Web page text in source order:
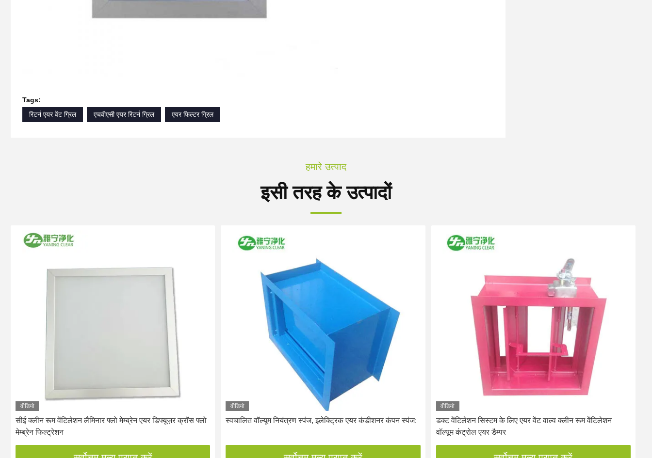
Tags:
रिटर्न एयर वेंट ग्रिल
एचवीएसी एयर रिटर्न ग्रिल एयर फिल्टर ग्रिल
हमारे उत्पाद
इसी तरह के उत्पादों
वीडियो
सीई क्लीन रूम वेंटिलेशन लैमिनार फ्लो मेम्ब्रेन एयर डिफ्यूज़र क्रॉस फ्लो
मेम्ब्रेन फिल्ट्रेशन
वीडियो
स्वचालित वॉल्यूम नियंत्रण स्पंज, इलेक्ट्रिक एयर कंडीशनर कंपन स्पंज:
वीडियो
डक्ट वेंटिलेशन सिस्टम के लिए एयर वेंट वाल्व क्लीन रूम वेंटिलेशन
वॉल्यूम कंट्रोल एयर डैम्पर